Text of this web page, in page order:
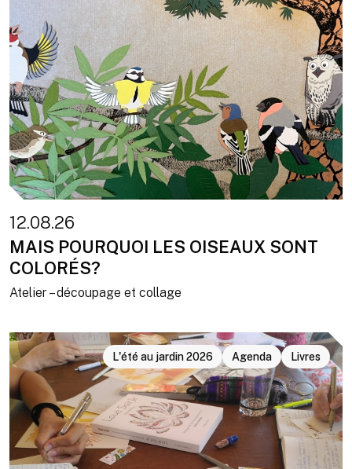
12.08.26
MAIS POURQUOI LES OISEAUX SONT
COLORÉS?
Atelier – découpage et collage
L'été au jardin 2026 Agenda Livres